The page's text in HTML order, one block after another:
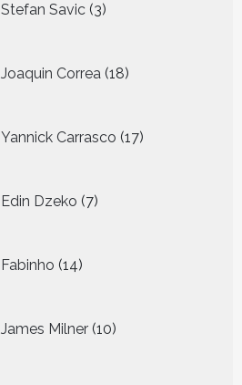
Stefan Savic 3
producten
Joaquin Correa 18
producten
Yannick Carrasco 17
producten
Edin Dzeko 7
producten
Fabinho 14
producten
James Milner 10
producten